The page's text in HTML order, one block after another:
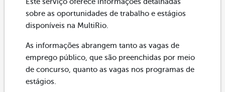
Este serviço oferece informações detalhadas
sobre as oportunidades de trabalho e estágios
disponíveis na MultiRio.
As informações abrangem tanto as vagas de
emprego público, que são preenchidas por meio
de concurso, quanto as vagas nos programas de
estágios.